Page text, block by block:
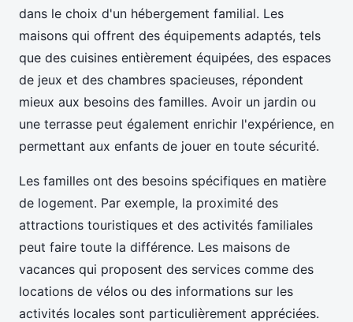
dans le choix d'un hébergement familial. Les
maisons qui offrent des équipements adaptés, tels
que des cuisines entièrement équipées, des espaces
de jeux et des chambres spacieuses, répondent
mieux aux besoins des familles. Avoir un jardin ou
une terrasse peut également enrichir l'expérience, en
permettant aux enfants de jouer en toute sécurité.
Les familles ont des besoins spécifiques en matière
de logement. Par exemple, la proximité des
attractions touristiques et des activités familiales
peut faire toute la différence. Les maisons de
vacances qui proposent des services comme des
locations de vélos ou des informations sur les
activités locales sont particulièrement appréciées.